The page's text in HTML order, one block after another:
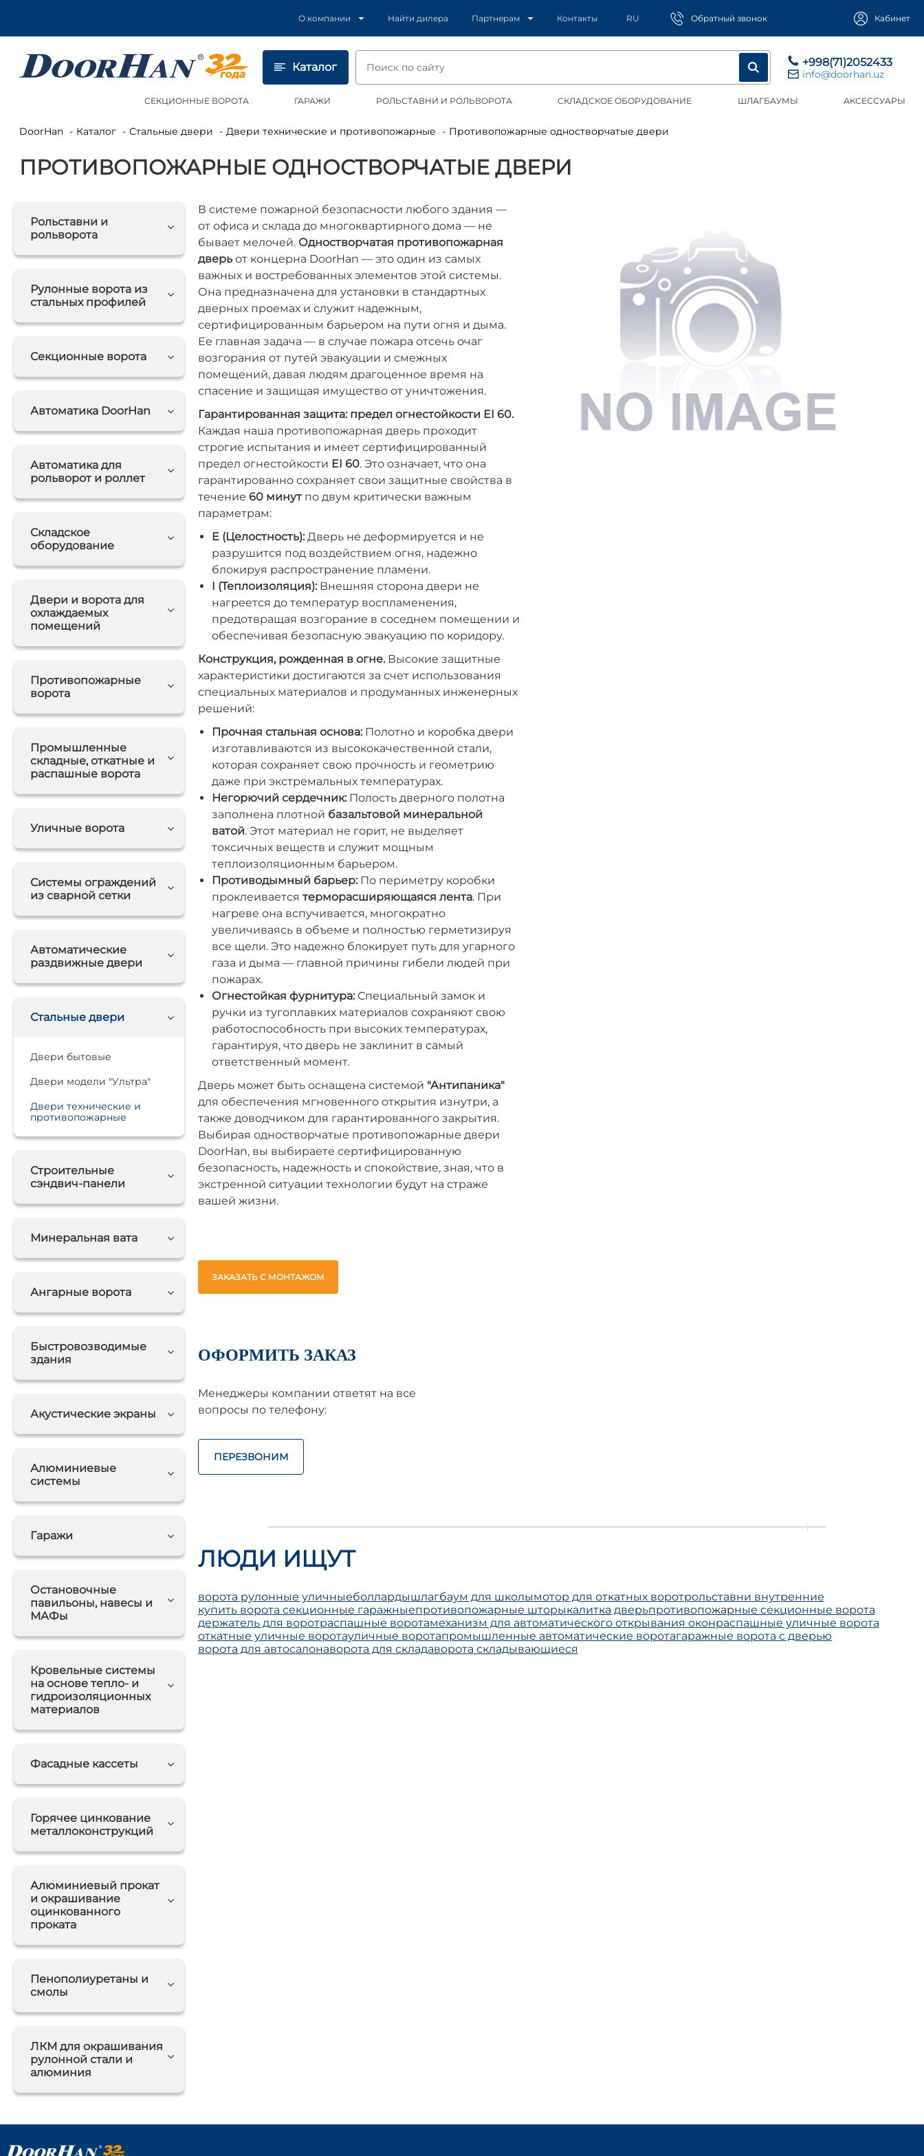
О компании Найти дилера Партнерам Контакты RU Обратный звонок Кабинет
Каталог +998(71)2052433
info@doorhan.uz
СЕКЦИОННЫЕ ВОРОТА ГАРАЖИ РОЛЬСТАВНИ И РОЛЬВОРОТА СКЛАДСКОЕ ОБОРУДОВАНИЕ ШЛАГБАУМЫ АКСЕССУАРЫ
DoorHan Каталог Стальные двери Двери технические и противопожарные Противопожарные одностворчатые двери
ПРОТИВОПОЖАРНЫЕ ОДНОСТВОРЧАТЫЕ ДВЕРИ
Рольставни и
рольворота
Рулонные ворота из
стальных профилей
Секционные ворота
Автоматика DoorHan
Автоматика для
рольворот и роллет
Складское
оборудование
Двери и ворота для
охлаждаемых
помещений
Противопожарные
ворота
Промышленные
складные, откатные и
распашные ворота
Уличные ворота
Системы ограждений
из сварной сетки
Автоматические
раздвижные двери
Стальные двери
Двери бытовые
Двери модели "Ультра"
Двери технические и
противопожарные
Строительные
сэндвич-панели
Минеральная вата
Ангарные ворота
Быстровозводимые
здания
Акустические экраны
Алюминиевые
системы
Гаражи
Остановочные
павильоны, навесы и
МАФы
Кровельные системы
на основе тепло- и
гидроизоляционных
материалов
Фасадные кассеты
Горячее цинкование
металлоконструкций
Алюминиевый прокат
и окрашивание
оцинкованного
проката
Пенополиуретаны и
смолы
ЛКМ для окрашивания
рулонной стали и
алюминия
В системе пожарной безопасности любого здания —
от офиса и склада до многоквартирного дома — не
бывает мелочей. Одностворчатая противопожарная
дверьот концерна DoorHan — это один из самых
важных и востребованных элементов этой системы.
Она предназначена для установки в стандартных
дверных проемах и служит надежным,
сертифицированным барьером на пути огня и дыма.
Ее главная задача — в случае пожара отсечь очаг
возгорания от путей эвакуации и смежных
помещений, давая людям драгоценное время на
спасение и защищая имущество от уничтожения.
Гарантированная защита: предел огнестойкости EI 60.
Каждая наша противопожарная дверь проходит
строгие испытания и имеет сертифицированный
предел огнестойкости EI 60. Это означает, что она
гарантированно сохраняет свои защитные свойства в
течение 60 минутпо двум критически важным
параметрам:
E (Целостность):Дверь не деформируется и не
разрушится под воздействием огня, надежно
блокируя распространение пламени.
I (Теплоизоляция):Внешняя сторона двери не
нагреется до температур воспламенения,
предотвращая возгорание в соседнем помещении и
обеспечивая безопасную эвакуацию по коридору.
Конструкция, рожденная в огне.Высокие защитные
характеристики достигаются за счет использования
специальных материалов и продуманных инженерных
решений:
Прочная стальная основа:Полотно и коробка двери
изготавливаются из высококачественной стали,
которая сохраняет свою прочность и геометрию
даже при экстремальных температурах.
Негорючий сердечник:Полость дверного полотна
заполнена плотной базальтовой минеральной
ватой. Этот материал не горит, не выделяет
токсичных веществ и служит мощным
теплоизоляционным барьером.
Противодымный барьер:По периметру коробки
проклеивается терморасширяющаяся лента. При
нагреве она вспучивается, многократно
увеличиваясь в объеме и полностью герметизируя
все щели. Это надежно блокирует путь для угарного
газа и дыма — главной причины гибели людей при
пожарах.
Огнестойкая фурнитура:Специальный замок и
ручки из тугоплавких материалов сохраняют свою
работоспособность при высоких температурах,
гарантируя, что дверь не заклинит в самый
ответственный момент.
Дверь может быть оснащена системой "Антипаника"
для обеспечения мгновенного открытия изнутри, а
также доводчиком для гарантированного закрытия.
Выбирая одностворчатые противопожарные двери
DoorHan, вы выбираете сертифицированную
безопасность, надежность и спокойствие, зная, что в
экстренной ситуации технологии будут на страже
вашей жизни.
ЗАКАЗАТЬ С МОНТАЖОМ
ОФОРМИТЬ ЗАКАЗ
Менеджеры компании ответят на все
вопросы по телефону:
ПЕРЕЗВОНИМ
ЛЮДИ ИЩУТ
ворота рулонные уличныеболлардышлагбаум для школымотор для откатных воротрольставни внутренние
купить ворота секционные гаражныепротивопожарные шторыкалитка дверьпротивопожарные секционные ворота
держатель для воротраспашные воротамеханизм для автоматического открывания оконраспашные уличные ворота
откатные уличные воротауличные воротапромышленные автоматические воротагаражные ворота с дверью
ворота для автосалонаворота для складаворота складывающиеся